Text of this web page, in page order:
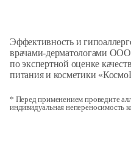
Эффективность и
врачами-дерматологами
по экспертной оценке
питания и косметики
* Перед применением проведите
индивидуальная непереносимость